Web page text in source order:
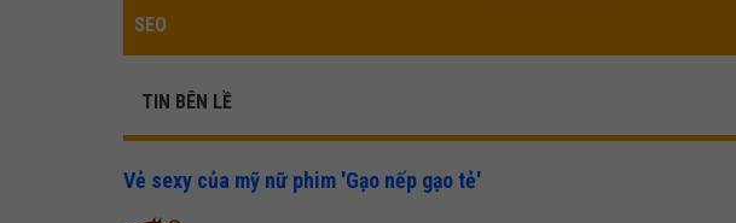
SEO
TIN BÊN LỀ
Vẻ sexy của mỹ nữ phim 'Gạo nếp gạo tẻ'